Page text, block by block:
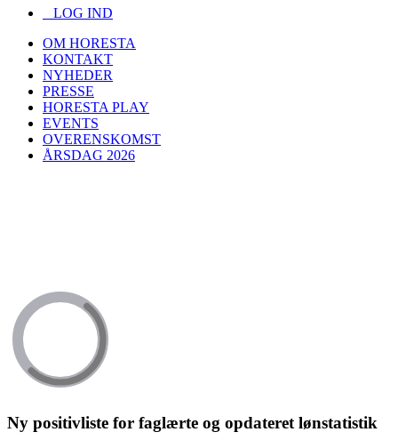
LOG IND
OM HORESTA
KONTAKT
NYHEDER
PRESSE
HORESTA PLAY
EVENTS
OVERENSKOMST
ÅRSDAG 2026
Ny positivliste for faglærte og opdateret lønstatistik